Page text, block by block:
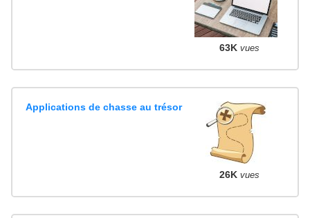
63K vues
Applications de chasse au trésor
26K vues